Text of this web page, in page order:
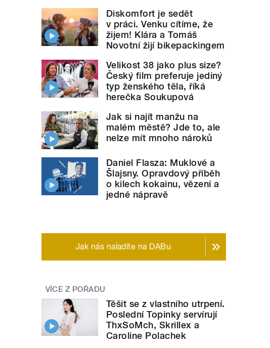
Diskomfort je sedět
v práci. Venku cítíme, že
žijem! Klára a Tomáš
Novotní žijí bikepackingem
Velikost 38 jako plus size?
Český film preferuje jediný
typ ženského těla, říká
herečka Soukupová
Jak si najít manžu na
malém městě? Jde to, ale
nelze mít mnoho nároků
Daniel Flasza: Muklové a
Šlajsny. Opravdový příběh
o kilech kokainu, vězení a
jedné nápravě
Jak nás naladíte na DABu
VÍCE Z POŘADU
Těšit se z vlastního utrpení.
Poslední Topinky servírují
ThxSoMch, Skrillex a
Caroline Polachek